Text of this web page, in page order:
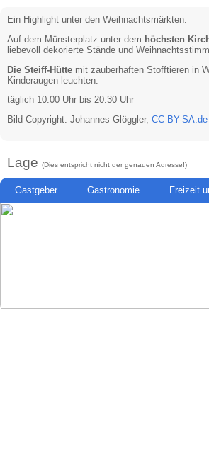
Ein Highlight unter den Weihnachtsmärkten.
Auf dem Münsterplatz unter dem höchsten
liebevoll dekorierte Stände und
Die Steiff-Hütte mit zauberhaften Stofftieren in
Kinderaugen leuchten.
täglich 10:00 Uhr bis 20.30 Uhr
Bild Copyright: Johannes Glöggler, CC BY-SA.de
Lage (Dies entspricht nicht der genauen Adresse!)
Gastgeber Gastronomie Freizeit